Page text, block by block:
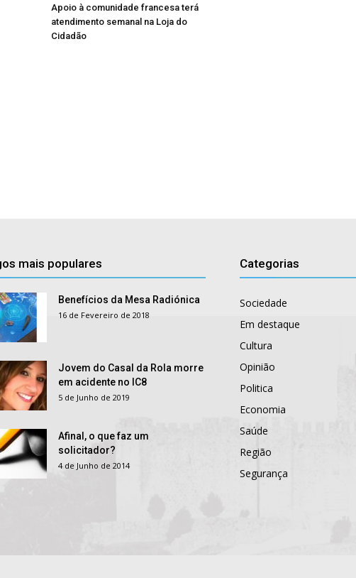
Apoio à comunidade francesa terá
atendimento semanal na Loja do
Cidadão
mais populares
Benefícios da Mesa Radiónica
16 de Fevereiro de 2018
Jovem do Casal da Rola morre
em acidente no IC8
5 de Junho de 2019
Afinal, o que faz um
solicitador?
4 de Junho de 2014
Categorias
Sociedade
Em destaque
Cultura
Opinião
Politica
Economia
Saúde
Região
Segurança